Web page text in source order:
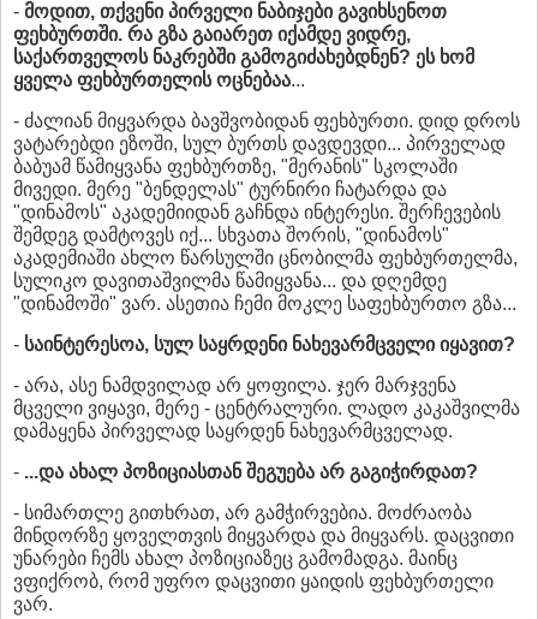
- მოდით, თქვენი პირველი ნაბიჯები გავიხსენოთ
ფეხბურთში. რა გზა გაიარეთ იქამდე ვიდრე,
საქართველოს ნაკრებში გამოგიძახებდნენ? ეს ხომ
ყველა ფეხბურთელის ოცნებაა...
- ძალიან მიყვარდა ბავშვობიდან ფეხბურთი. დიდ დროს
ვატარებდი ეზოში, სულ ბურთს დავდევდი... პირველად
ბაბუამ წამიყვანა ფეხბურთზე, "მერანის" სკოლაში
მივედი. მერე "ბენდელას" ტურნირი ჩატარდა და
"დინამოს" აკადემიიდან გაჩნდა ინტერესი. შერჩევების
შემდეგ დამტოვეს იქ... სხვათა შორის, "დინამოს"
აკადემიაში ახლო წარსულში ცნობილმა ფეხბურთელმა,
სულიკო დავითაშვილმა წამიყვანა... და დღემდე
"დინამოში" ვარ. ასეთია ჩემი მოკლე საფეხბურთო გზა...
- საინტერესოა, სულ საყრდენი ნახევარმცველი იყავით?
- არა, ასე ნამდვილად არ ყოფილა. ჯერ მარჯვენა
მცველი ვიყავი, მერე - ცენტრალური. ლადო კაკაშვილმა
დამაყენა პირველად საყრდენ ნახევარმცველად.
- ...და ახალ პოზიციასთან შეგუება არ გაგიჭირდათ?
- სიმართლე გითხრათ, არ გამჭირვებია. მოძრაობა
მინდორზე ყოველთვის მიყვარდა და მიყვარს. დაცვითი
უნარები ჩემს ახალ პოზიციაზეც გამომადგა. მაინც
ვფიქრობ, რომ უფრო დაცვითი ყაიდის ფეხბურთელი
ვარ.